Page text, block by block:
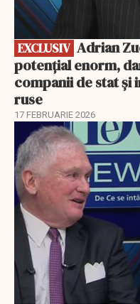
EXCLUSIV
potențial enorm,
companii de stat
ruse
17 FEBRUARIE 2026
EXCLUSIV